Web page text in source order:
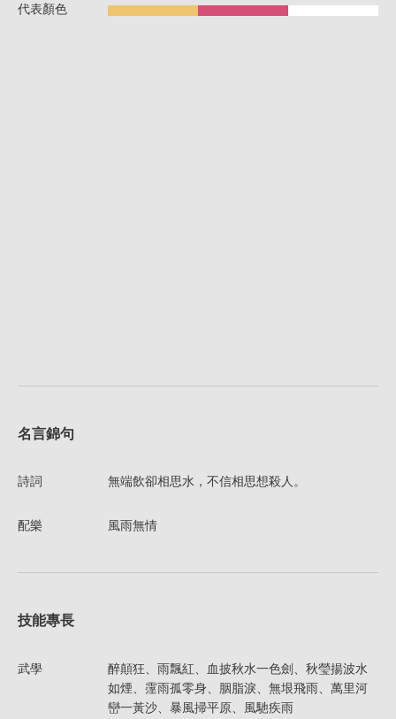
代表顏色
名言錦句
詩詞 無端飲卻相思水，不信相思想殺人。
配樂 風雨無情
技能專長
武學
醉顛狂、雨飄紅、血披秋水一色劍、秋瑩揚波水
如煙、霪雨孤零身、胭脂淚、無垠飛雨、萬里河
巒一黃沙、暴風掃平原、風馳疾雨